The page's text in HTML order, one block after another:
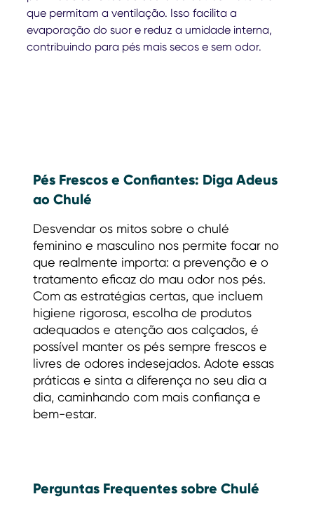
que permitam a ventilação. Isso facilita a
evaporação do suor e reduz a umidade interna,
contribuindo para pés mais secos e sem odor.
Pés Frescos e Confiantes: Diga Adeus
ao Chulé
Desvendar os mitos sobre o chulé
feminino e masculino nos permite focar no
que realmente importa: a prevenção e o
tratamento eficaz do mau odor nos pés.
Com as estratégias certas, que incluem
higiene rigorosa, escolha de produtos
adequados e atenção aos calçados, é
possível manter os pés sempre frescos e
livres de odores indesejados. Adote essas
práticas e sinta a diferença no seu dia a
dia, caminhando com mais confiança e
bem-estar.
Perguntas Frequentes sobre Chulé